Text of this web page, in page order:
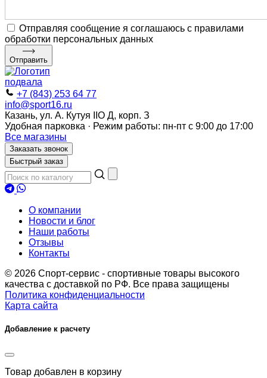
Отправляя сообщение я соглашаюсь с правилами
обработки персональных данных
Отправить
+7 (843) 253 64 77
info@sport16.ru
Казань, ул. А. Кутуя IIO Д, корп. З
Удобная парковка · Режим работы: пн-пт с 9:00 до 17:00
Все магазины
Заказать звонок
Быстрый заказ
О компании
Новости и блог
Наши работы
Отзывы
Контакты
© 2026 Спорт-сервис - спортивные товары высокого
качества с доставкой по РФ. Все права защищены
Политика конфиденциальности
Карта сайта
Добавление к расчету
Товар добавлен в корзину